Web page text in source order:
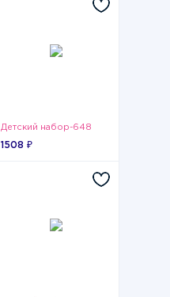
Детский набор-648
1508 ₽